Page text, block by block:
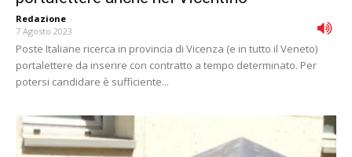
Redazione -
7 Agosto 2023
Poste Italiane ricerca in provincia di Vicenza (e in tutto il Veneto)
portalettere da inserire con contratto a tempo determinato. Per
potersi candidare è sufficiente...